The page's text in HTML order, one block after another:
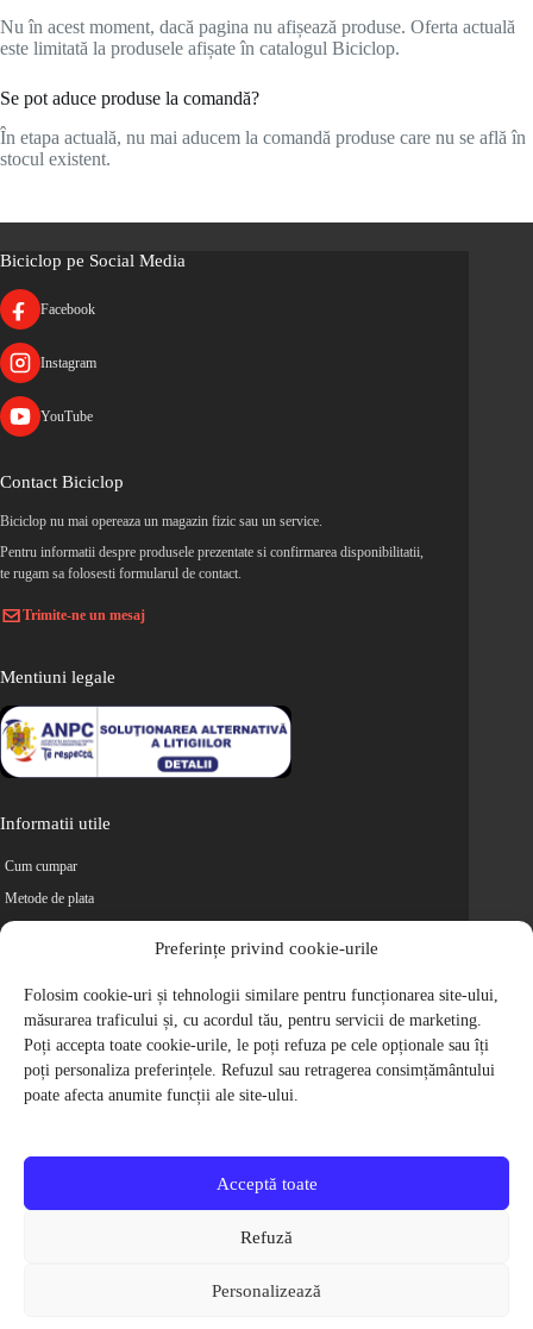
Preferințe privind cookie-urile
Folosim cookie-uri și tehnologii similare pentru funcționarea site-ului,
măsurarea traficului și, cu acordul tău, pentru servicii de marketing.
Poți accepta toate cookie-urile, le poți refuza pe cele opționale sau îți
poți personaliza preferințele. Refuzul sau retragerea consimțământului
poate afecta anumite funcții ale site-ului.
Acceptă toate
Refuză
Personalizează
Nu în acest moment, dacă pagina nu afișează produse. Oferta actuală
este limitată la produsele afișate în catalogul Biciclop.
Se pot aduce produse la comandă?
În etapa actuală, nu mai aducem la comandă produse care nu se află în
stocul existent.
Biciclop pe Social Media
Facebook
Instagram
YouTube
Contact Biciclop
Biciclop nu mai opereaza un magazin fizic sau un service.
Pentru informatii despre produsele prezentate si confirmarea disponibilitatii,
te rugam sa folosesti formularul de contact.
Trimite-ne un mesaj
Mentiuni legale
Informatii utile
Cum cumpar
Metode de plata
Retur
Cariere
Politica de Confidentialitate
Politica de cookie-uri